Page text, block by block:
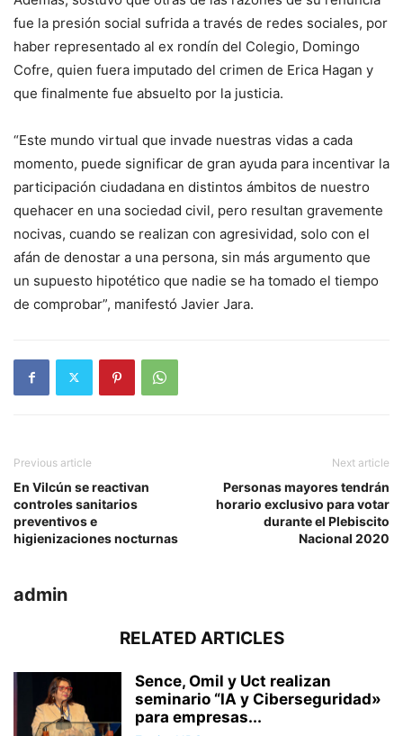
fue la presión social sufrida a través de redes sociales, por
haber representado al ex rondín del Colegio, Domingo
Cofre, quien fuera imputado del crimen de Erica Hagan y
que finalmente fue absuelto por la justicia.
“Este mundo virtual que invade nuestras vidas a cada
momento, puede significar de gran ayuda para incentivar la
participación ciudadana en distintos ámbitos de nuestro
quehacer en una sociedad civil, pero resultan gravemente
nocivas, cuando se realizan con agresividad, solo con el
afán de denostar a una persona, sin más argumento que
un supuesto hipotético que nadie se ha tomado el tiempo
de comprobar”, manifestó Javier Jara.
Previous article
En Vilcún se reactivan
controles sanitarios
preventivos e
higienizaciones nocturnas
Next article
Personas mayores tendrán
horario exclusivo para votar
durante el Plebiscito
Nacional 2020
admin
RELATED ARTICLES
Sence, Omil y Uct realizan
seminario “IA y Ciberseguridad»
para empresas...